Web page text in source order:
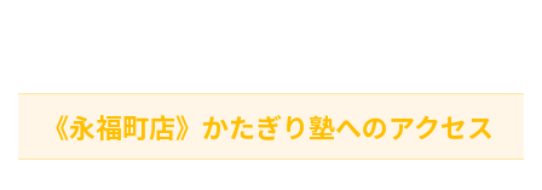
《永福町店》かたぎり塾へのアクセス